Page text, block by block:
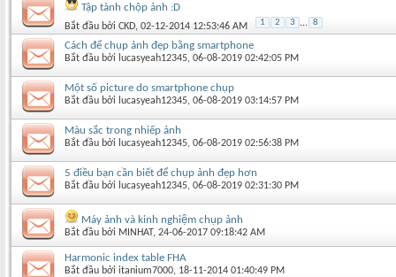
Tập tành chộp ảnh :D
Bắt đầu bởi CKD‎, 02-12-2014 12:53:46 AM 1 2 3 ... 8
Cách để chụp ảnh đẹp bằng smartphone
Bắt đầu bởi lucasyeah12345‎, 06-08-2019 02:42:05 PM
Một số picture do smartphone chụp
Bắt đầu bởi lucasyeah12345‎, 06-08-2019 03:14:57 PM
Màu sắc trong nhiếp ảnh
Bắt đầu bởi lucasyeah12345‎, 06-08-2019 02:56:38 PM
5 điều bạn cần biết để chụp ảnh đẹp hơn
Bắt đầu bởi lucasyeah12345‎, 06-08-2019 02:31:30 PM
Máy ảnh và kinh nghiệm chụp ảnh
Bắt đầu bởi MINHAT‎, 24-06-2017 09:18:42 AM
Harmonic index table FHA
Bắt đầu bởi itanium7000‎, 18-11-2014 01:40:49 PM